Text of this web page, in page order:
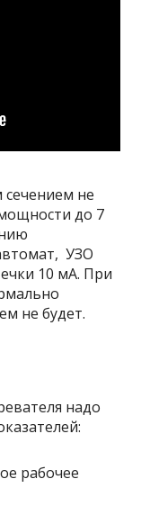
не
до 7
УЗО
10 мА. При
не будет.
надо
рабочее